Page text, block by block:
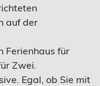
auf der
Ferienhaus für
Zwei.
Egal, ob Sie mit